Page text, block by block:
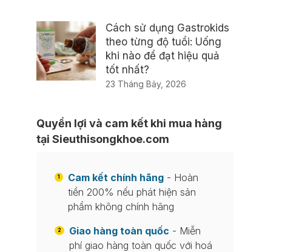
Cách sử dụng Gastrokids
theo từng độ tuổi: Uống
khi nào để đạt hiệu quả
tốt nhất?
23 Tháng Bảy, 2026
Quyền lợi và cam kết khi mua hàng
tại Sieuthisongkhoe.com
1 Cam kết chính hãng - Hoàn
tiền 200% nếu phát hiện sản
phẩm không chính hãng
2 Giao hàng toàn quốc - Miễn
phí giao hàng toàn quốc với hoá